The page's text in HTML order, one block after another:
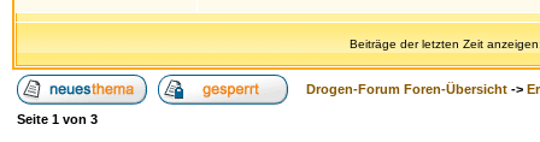
Beiträge der letzten Zeit
Drogen-Forum Foren-Übersicht ->
Seite 1 von 3